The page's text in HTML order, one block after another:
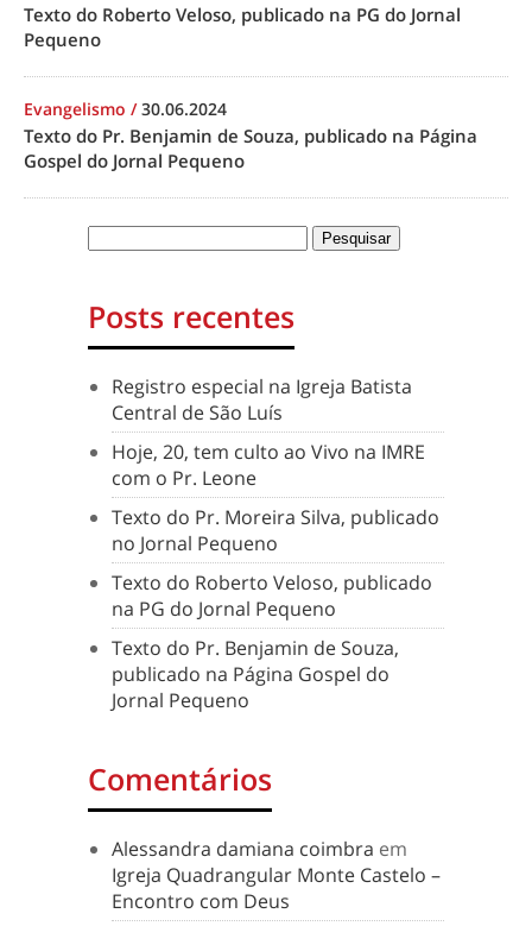
Texto do Roberto Veloso, publicado na PG do Jornal
Pequeno
Evangelismo /30.06.2024
Texto do Pr. Benjamin de Souza, publicado na Página
Gospel do Jornal Pequeno
Posts recentes
Registro especial na Igreja Batista
Central de São Luís
Hoje, 20, tem culto ao Vivo na IMRE
com o Pr. Leone
Texto do Pr. Moreira Silva, publicado
no Jornal Pequeno
Texto do Roberto Veloso, publicado
na PG do Jornal Pequeno
Texto do Pr. Benjamin de Souza,
publicado na Página Gospel do
Jornal Pequeno
Comentários
Alessandra damiana coimbra em
Igreja Quadrangular Monte Castelo –
Encontro com Deus